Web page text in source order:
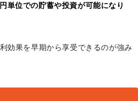
単位での貯蓄や投資が可能になり
効果を早期から享受できるのが強み